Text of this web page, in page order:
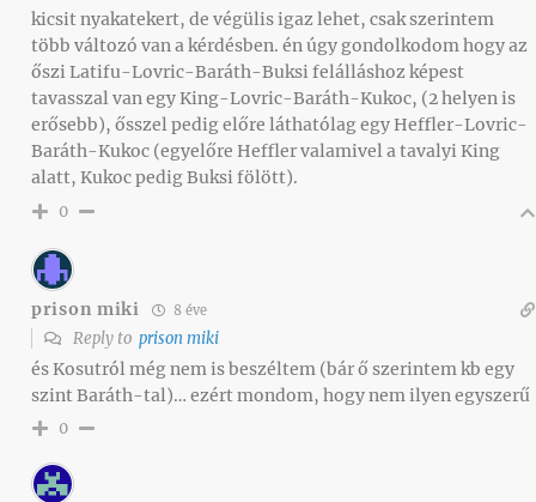
kicsit nyakatekert, de végülis igaz lehet, csak szerintem
több változó van a kérdésben. én úgy gondolkodom hogy az
őszi Latifu-Lovric-Baráth-Buksi felálláshoz képest
tavasszal van egy King-Lovric-Baráth-Kukoc, (2 helyen is
erősebb), ősszel pedig előre láthatólag egy Heffler-Lovric-
Baráth-Kukoc (egyelőre Heffler valamivel a tavalyi King
alatt, Kukoc pedig Buksi fölött).
0
prison miki 8 éve
Reply to prison miki
és Kosutról még nem is beszéltem (bár ő szerintem kb egy
szint Baráth-tal)… ezért mondom, hogy nem ilyen egyszerű
0